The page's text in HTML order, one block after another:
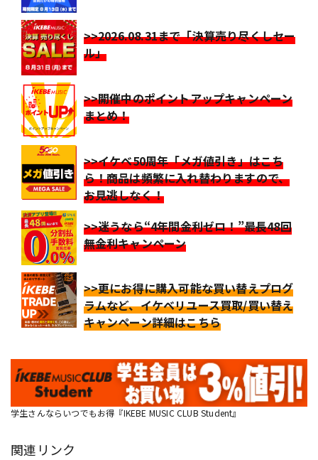
>>2026.08.31まで「決算売り尽くしセー
ル」
>>開催中のポイントアップキャンペーン
まとめ！
>>イケベ50周年「メガ値引き」はこち
ら！商品は頻繁に入れ替わりますので、
お見逃しなく！
>>迷うなら“4年間金利ゼロ！”最長48回
無金利キャンペーン
>>更にお得に購入可能な買い替えプログ
ラムなど、イケベリユース買取/買い替え
キャンペーン詳細はこちら
学生さんならいつでもお得『IKEBE MUSIC CLUB Student』
関連リンク